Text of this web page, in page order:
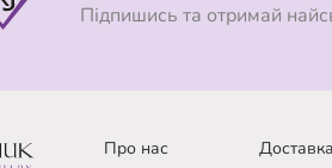
Підпишись та отримай
Про нас